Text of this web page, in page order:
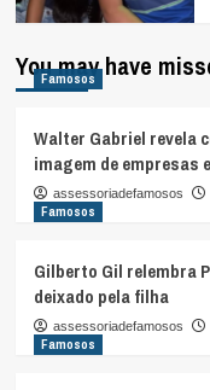
You may have
Famosos
Walter Gabriel revela
imagem de empresas
assessoriadefamosos
Famosos
Gilberto Gil relembra
deixado pela filha
assessoriadefamosos
Famosos